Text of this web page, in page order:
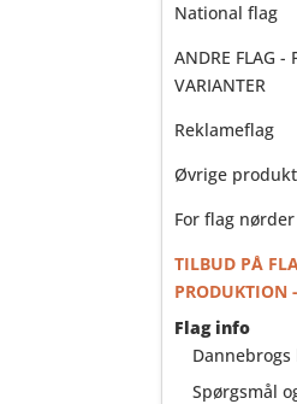
National flag
ANDRE FLAG -
VARIANTER
Reklameflag
Øvrige
For flag nørder
TILBUD PÅ
PRODUKTION
Flag info
Spørgsmål